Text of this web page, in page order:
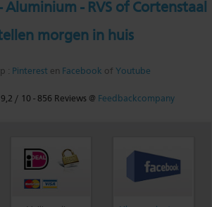
Aluminium - RVS of Cortenstaal
morgen in huis
: Pinterest en Facebook of Youtube
9,2 / 10 -856 Reviews @ Feedbackcompany